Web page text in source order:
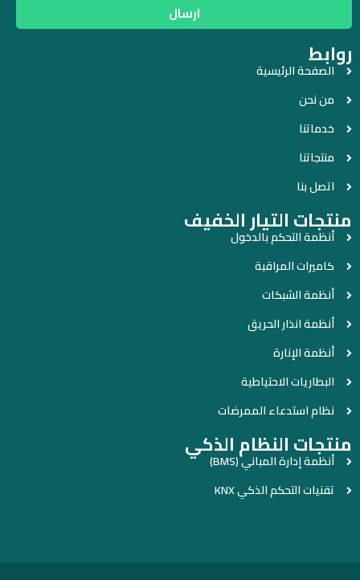
ارسال
روابط
الصفحة الرئيسية
من نحن
خدماتنا
منتجاتنا
اتصل بنا
منتجات التيار الخفيف
أنظمة التحكم بالدخول
كاميرات المراقبة
أنظمة الشبكات
أنظمة انذار الحريق
أنظمة الإنارة
البطاريات الاحتياطية
نظام استدعاء الممرضات
منتجات النظام الذكي
أنظمة إدارة المباني (BMS)
تقنيات التحكم الذكي KNX